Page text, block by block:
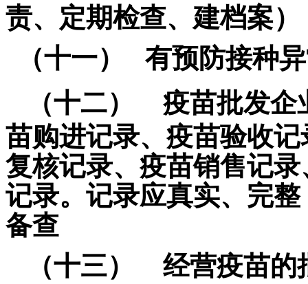
责、定期检查、建档案）
（十一）
有预防接种
（十二）
疫苗批发企
苗购进记录、疫苗验收
复核记录、疫苗销售记
记录。记录应真实、完
备查
（十三）
经营疫苗的